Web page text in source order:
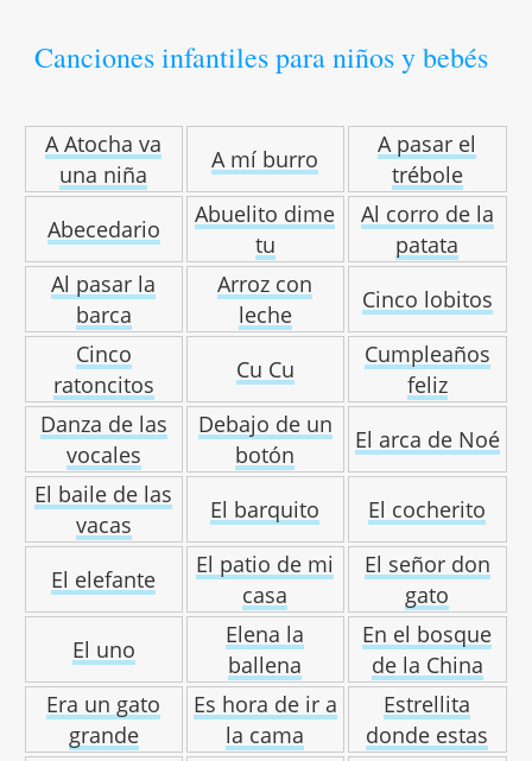
Canciones infantiles para niños y bebés
A Atocha va
una niña
A mí burro
A pasar el
trébole
Abecedario
Abuelito dime
tu
Al corro de la
patata
Al pasar la
barca
Arroz con
leche
Cinco lobitos
Cinco
ratoncitos
Cu Cu
Cumpleaños
feliz
Danza de las
vocales
Debajo de un
botón
El arca de Noé
El baile de las
vacas
El barquito El cocherito
El elefante
El patio de mi
casa
El señor don
gato
El uno
Elena la
ballena
En el bosque
de la China
Era un gato
grande
Es hora de ir a
la cama
Estrellita
donde estas